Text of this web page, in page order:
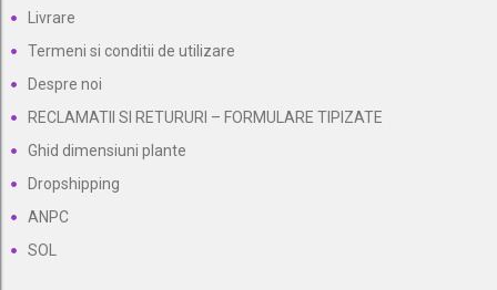
Livrare
Termeni si conditii de utilizare
Despre noi
RECLAMATII SI RETURURI – FORMULARE TIPIZATE
Ghid dimensiuni plante
Dropshipping
ANPC
SOL